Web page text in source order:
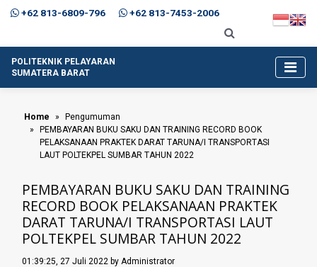
+62 813-6809-796 +62 813-7453-2006
POLITEKNIK PELAYARAN
SUMATERA BARAT
Home
Pengumuman
PEMBAYARAN BUKU SAKU DAN TRAINING RECORD BOOK
PELAKSANAAN PRAKTEK DARAT TARUNA/I TRANSPORTASI
LAUT POLTEKPEL SUMBAR TAHUN 2022
PEMBAYARAN BUKU SAKU DAN TRAINING
RECORD BOOK PELAKSANAAN PRAKTEK
DARAT TARUNA/I TRANSPORTASI LAUT
POLTEKPEL SUMBAR TAHUN 2022
01:39:25, 27 Juli 2022 by Administrator